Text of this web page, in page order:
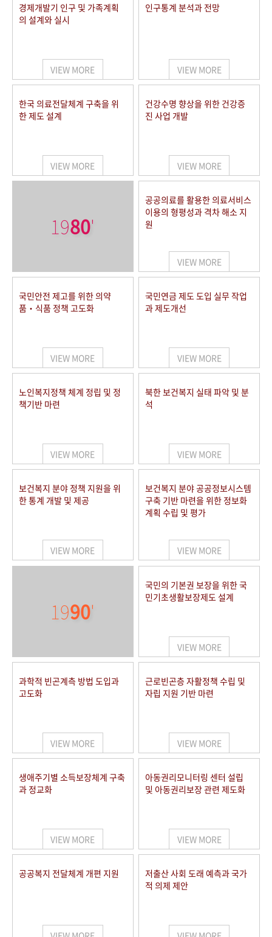
경제개발기 인구 및 가족계획
의 설계와 실시
VIEW MORE
인구통계 분석과 전망
VIEW MORE
한국 의료전달체계 구축을 위
한 제도 설계
VIEW MORE
건강수명 향상을 위한 건강증
진 사업 개발
VIEW MORE
1980'
공공의료를 활용한 의료서비스
이용의 형평성과 격차 해소 지
원
VIEW MORE
국민안전 제고를 위한 의약
품‧식품 정책 고도화
VIEW MORE
국민연금 제도 도입 실무 작업
과 제도개선
VIEW MORE
노인복지정책 체계 정립 및 정
책기반 마련
VIEW MORE
북한 보건복지 실태 파악 및 분
석
VIEW MORE
보건복지 분야 정책 지원을 위
한 통계 개발 및 제공
VIEW MORE
보건복지 분야 공공정보시스템
구축 기반 마련을 위한 정보화
계획 수립 및 평가
VIEW MORE
1990'
국민의 기본권 보장을 위한 국
민기초생활보장제도 설계
VIEW MORE
과학적 빈곤계측 방법 도입과
고도화
VIEW MORE
근로빈곤층 자활정책 수립 및
자립 지원 기반 마련
VIEW MORE
생애주기별 소득보장체계 구축
과 정교화
VIEW MORE
아동권리모니터링 센터 설립
및 아동권리보장 관련 제도화
VIEW MORE
공공복지 전달체계 개편 지원
저출산 사회 도래 예측과 국가
적 의제 제안